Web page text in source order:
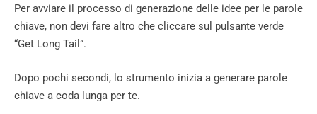
Per avviare il processo di generazione delle idee per le parole
chiave, non devi fare altro che cliccare sul pulsante verde
“Get Long Tail”.
Dopo pochi secondi, lo strumento inizia a generare parole
chiave a coda lunga per te.